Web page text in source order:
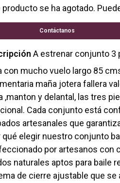
producto se ha agotado.
Contáctanos
A estrenar conjunto 3
con mucho vuelo largo 85
maña jotera fallera
,manton y delantal, las tres
Cada conjunto está
artesanales que
qué elegir nuestro conjunto
por artesanos con
naturales aptos para baile
de cierre ajustable que se